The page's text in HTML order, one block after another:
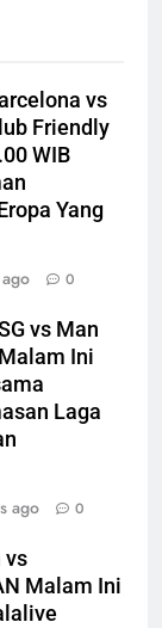
vs
Friendly
WIB
Yang
0
vs Man
Ini
Laga
ago 0
vs
Malam Ini